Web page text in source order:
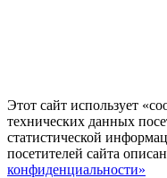
Этот сайт использует
технических данных
статистической
посетителей сайта
конфиденциальности»